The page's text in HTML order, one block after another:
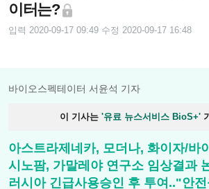
이터는?
입력 2020-09-17 09:49 수정 2020-09-17 16:48
바이오스펙테이터 서윤석 기자
이 기사는 '유료 뉴스서비스 BioS+'
아스트라제네카, 모더나, 화이자/바
시노팜, 가말레야 연구소 임상결과
러시아 긴급사용승인 후 투여.."안전